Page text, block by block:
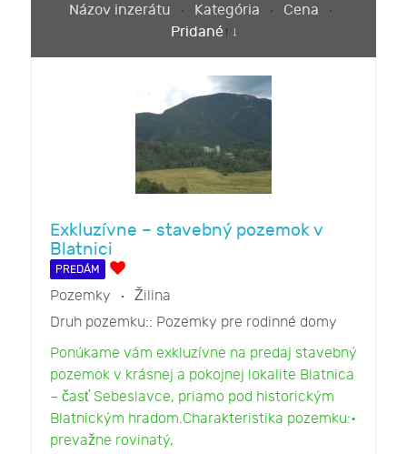
Názov inzerátu Kategória
Cena
Pridané
Exkluzívne – stavebný pozemok v
Blatnici
PREDÁM
Pozemky
Žilina
Druh pozemku:: Pozemky pre rodinné domy
Ponúkame vám exkluzívne na predaj stavebný
pozemok v krásnej a pokojnej lokalite Blatnica
– časť Sebeslavce, priamo pod historickým
Blatnickým hradom.Charakteristika pozemku:•
prevažne rovinatý,